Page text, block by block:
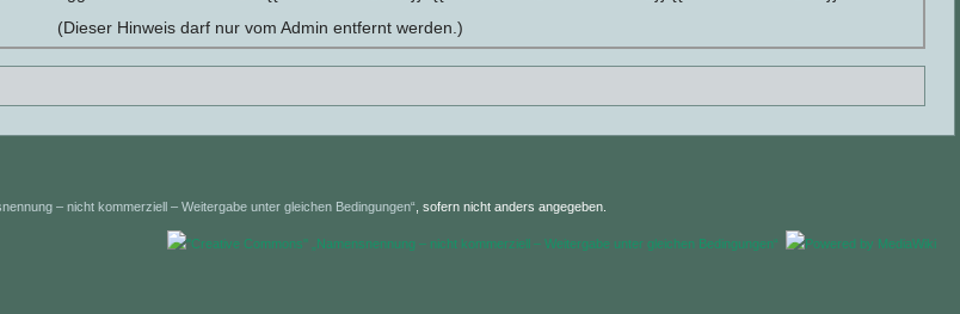
(Dieser Hinweis darf nur vom Admin entfernt werden.)
– nicht kommerziell – Weitergabe unter gleichen Bedingungen“ , sofern nicht anders angegeben.